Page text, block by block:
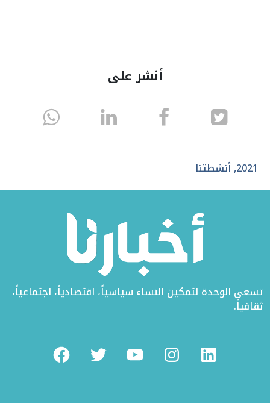
أنشر على
انشر
تويتر
انشر انشر
2021
,أنشطتنا
تسعى الوحدة لتمكين النساء سياسياً، اقتصادياً، اجتماعياً،
ثقافياً.
FacebookTwitterYoutubeInstagramLinkedin